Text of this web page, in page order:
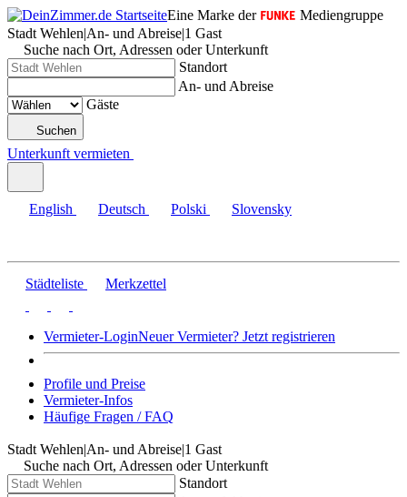
Eine Marke der
Mediengruppe
Stadt Wehlen|An- und Abreise|1 Gast
Suche nach Ort, Adressen oder Unterkunft
Standort
An- und Abreise
Gäste
Suchen
Unterkunft vermieten
English Deutsch Polski Slovensky
Städteliste Merkzettel
Vermieter-LoginNeuer Vermieter? Jetzt registrieren
Profile und Preise
Vermieter-Infos
Häufige Fragen / FAQ
Stadt Wehlen|An- und Abreise|1 Gast
Suche nach Ort, Adressen oder Unterkunft
Standort